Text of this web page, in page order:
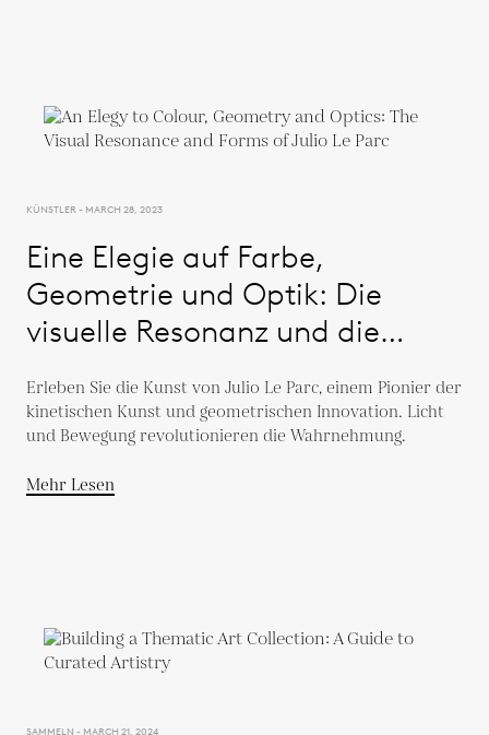
KÜNSTLER - MARCH 28, 2023
Eine Elegie auf Farbe,
Geometrie und Optik: Die
visuelle Resonanz und die
Erleben Sie die Kunst von Julio Le Parc, einem Pionier der
kinetischen Kunst und geometrischen Innovation. Licht
und Bewegung revolutionieren die Wahrnehmung.
Mehr Lesen
SAMMELN - MARCH 21, 2024